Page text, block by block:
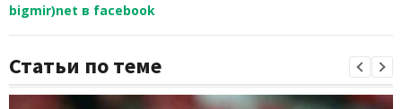
bigmir)net в facebook
Статьи по теме